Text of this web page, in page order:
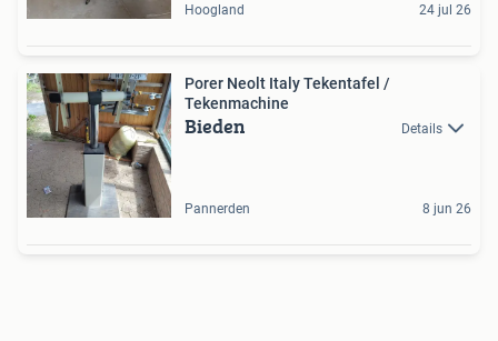
Hoogland 24 jul 26
Porer Neolt Italy Tekentafel /
Tekenmachine
Bieden Details
Pannerden 8 jun 26